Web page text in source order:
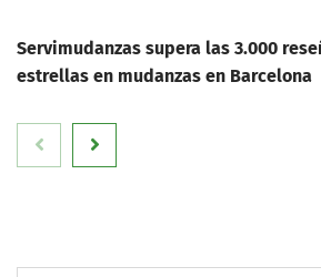
Servimudanzas supera las 3.000
estrellas en mudanzas en Barcelona